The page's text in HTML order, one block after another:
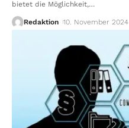
bietet die Möglichkeit,…
Redaktion 10. November 2024